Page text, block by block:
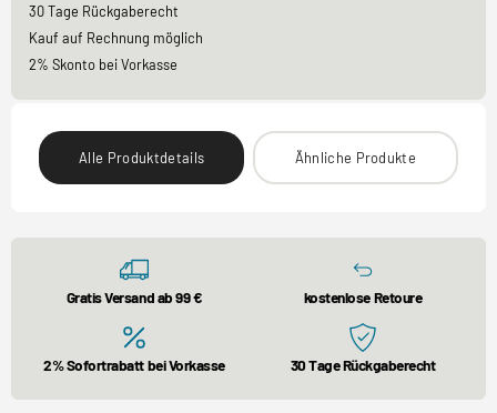
30 Tage Rückgaberecht
Kauf auf Rechnung möglich
2% Skonto bei Vorkasse
Alle Produktdetails Ähnliche Produkte
Gratis Versand ab 99 € kostenlose Retoure
2% Sofortrabatt bei Vorkasse 30 Tage Rückgaberecht